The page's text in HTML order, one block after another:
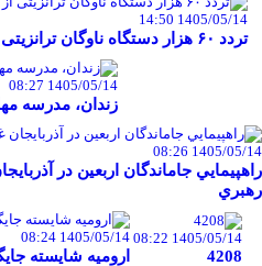
1405/05/14 14:50
تردد ۶۰ هزار دستگاه ناوگان ترانزیتی از پایانه‌های مرزی آذربایجان ‌غربی
1405/05/14 08:27
زندان، مدرسه
1405/05/14 08:26
راهپيمايي جاماندگان اربعين در
رهبري
1405/05/14 08:24
اروميه شايسته
1405/05/14 08:22
4208